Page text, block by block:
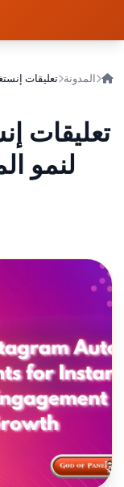
المدونة
تعليقات
لنمو